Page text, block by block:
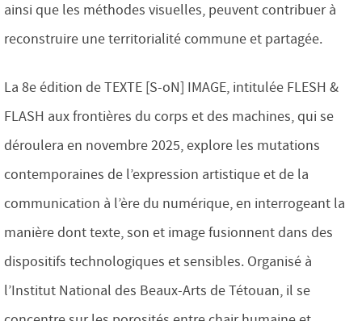
ainsi que les méthodes visuelles, peuvent contribuer à
reconstruire une territorialité commune et partagée.
La 8e édition de TEXTE [S-oN] IMAGE, intitulée FLESH &
FLASH aux frontières du corps et des machines, qui se
déroulera en novembre 2025, explore les mutations
contemporaines de l’expression artistique et de la
communication à l’ère du numérique, en interrogeant la
manière dont texte, son et image fusionnent dans des
dispositifs technologiques et sensibles. Organisé à
l’Institut National des Beaux-Arts de Tétouan, il se